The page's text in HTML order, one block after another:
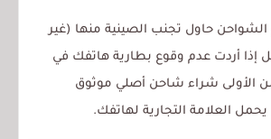
الشواحن حاول تجنب الصينية منها (غير
إذا أردت عدم وقوع بطارية هاتفك في
الأولى شراء شاحن أصلي موثوق
العلامة التجارية لهاتفك.